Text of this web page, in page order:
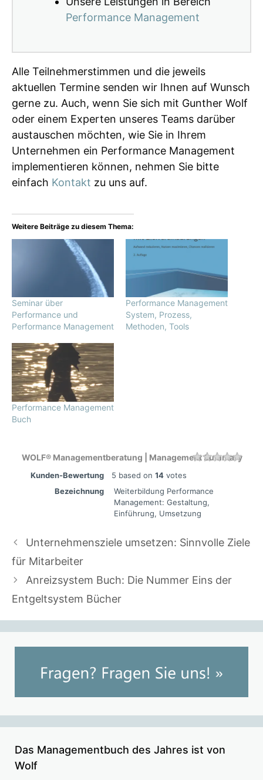
Performance Management
Alle Teilnehmerstimmen und die jeweils
aktuellen Termine senden wir Ihnen auf Wunsch
gerne zu. Auch, wenn Sie sich mit Gunther Wolf
oder einem Experten unseres Teams darüber
austauschen möchten, wie Sie in Ihrem
Unternehmen ein Performance Management
implementieren können, nehmen Sie bitte
einfach Kontakt zu uns auf.
Weitere Beiträge zu diesem Thema:
Seminar über
Performance und
Performance Management
Performance Management
System, Prozess,
Methoden, Tools
Performance Management
Buch
WOLF® Managementberatung | Management Summary
Rating 1 star
2
3
4
5
Kunden-Bewertung 5 based on 14votes
Bezeichnung
Weiterbildung Performance
Management: Gestaltung,
Einführung, Umsetzung
Unternehmensziele umsetzen: Sinnvolle Ziele
für Mitarbeiter
Anreizsystem Buch: Die Nummer Eins der
Entgeltsystem Bücher
Das Managementbuch des Jahres ist von
Wolf